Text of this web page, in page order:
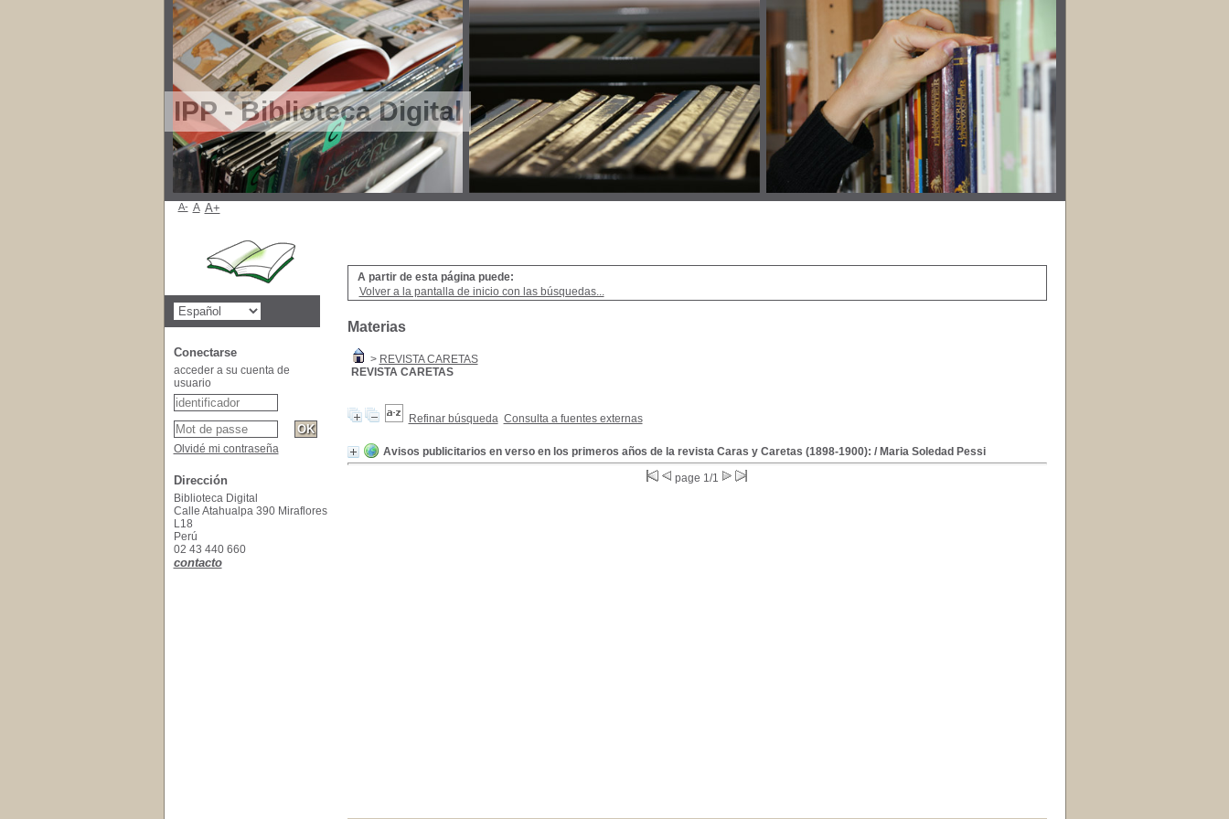
IPP - Biblioteca Digital
A partir de esta página puede:
Volver a la pantalla de inicio con las búsquedas...
Materias
> REVISTA CARETAS
REVISTA CARETAS
Refinar búsqueda Consulta a fuentes externas
Avisos publicitarios en verso en los primeros años de la revista Caras y Caretas (1898-1900): / Maria Soledad Pessi
page 1/1
A- A A+
Conectarse
acceder a su cuenta de
usuario
Olvidé mi contraseña
Dirección
Biblioteca Digital
Calle Atahualpa 390 Miraflores
L18
Perú
02 43 440 660
contacto